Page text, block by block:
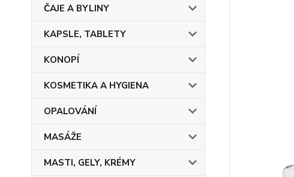
ČAJE A BYLINY
KAPSLE, TABLETY
KONOPÍ
KOSMETIKA A HYGIENA
OPALOVÁNÍ
MASÁŽE
MASTI, GELY, KRÉMY